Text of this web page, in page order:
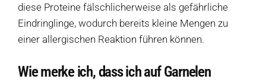
diese Proteine ​​fälschlicherweise als gefährliche
Eindringlinge, wodurch bereits kleine Mengen zu
einer allergischen Reaktion führen können.
Wie merke ich, dass ich auf Garnelen
Weitere Ressourcen